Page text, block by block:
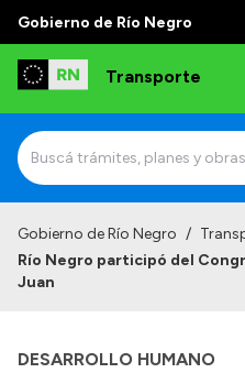
Gobierno de Río Negro
Transporte
Institucional
Autoridades
Gobierno de Río Negro /
Río Negro participó del
Juan
DESARROLLO HUMANO